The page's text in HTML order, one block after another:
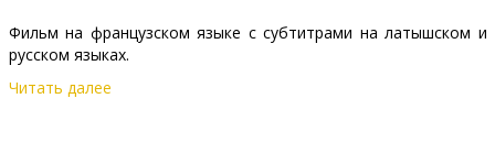
Фильм на французском языке с субтитрами на латышском и
русском языках.
Читать далее